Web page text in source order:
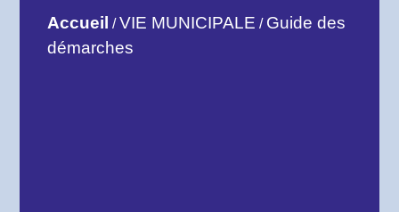
Accueil /VIE MUNICIPALE / Guide des
démarches